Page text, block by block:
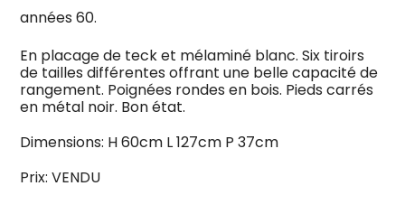
années 60.
En placage de teck et mélaminé blanc. Six tiroirs
de tailles différentes offrant une belle capacité de
rangement. Poignées rondes en bois. Pieds carrés
en métal noir. Bon état.
Dimensions: H 60cm L 127cm P 37cm
Prix: VENDU